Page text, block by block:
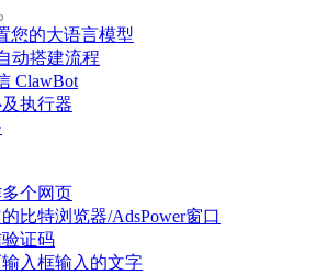
您的大语言模型
动搭建流程
ClawBot
执行器
个网页
比特浏览器/AdsPower窗口
证码
入框输入的文字